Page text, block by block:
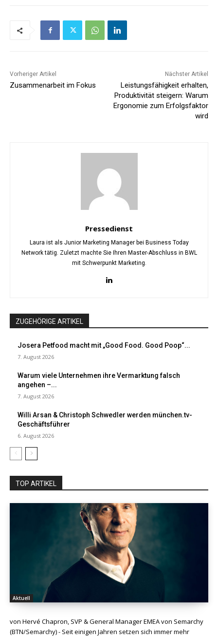
Vorheriger Artikel
Zusammenarbeit im Fokus
Nächster Artikel
Leistungsfähigkeit erhalten,
Produktivität steigern: Warum
Ergonomie zum Erfolgsfaktor
wird
Pressedienst
Laura ist als Junior Marketing Manager bei Business Today
Network tätig. Zuletzt machte Sie Ihren Master-Abschluss in BWL
mit Schwerpunkt Marketing.
ZUGEHÖRIGE ARTIKEL
Josera Petfood macht mit „Good Food. Good Poop“...
7. August 2026
Warum viele Unternehmen ihre Vermarktung falsch
angehen –...
7. August 2026
Willi Arsan & Christoph Schwedler werden münchen.tv-
Geschäftsführer
6. August 2026
TOP ARTIKEL
Aktuell
von Hervé Chapron, SVP & General Manager EMEA von Semarchy
(BTN/Semarchy) - Seit einigen Jahren setzen sich immer mehr